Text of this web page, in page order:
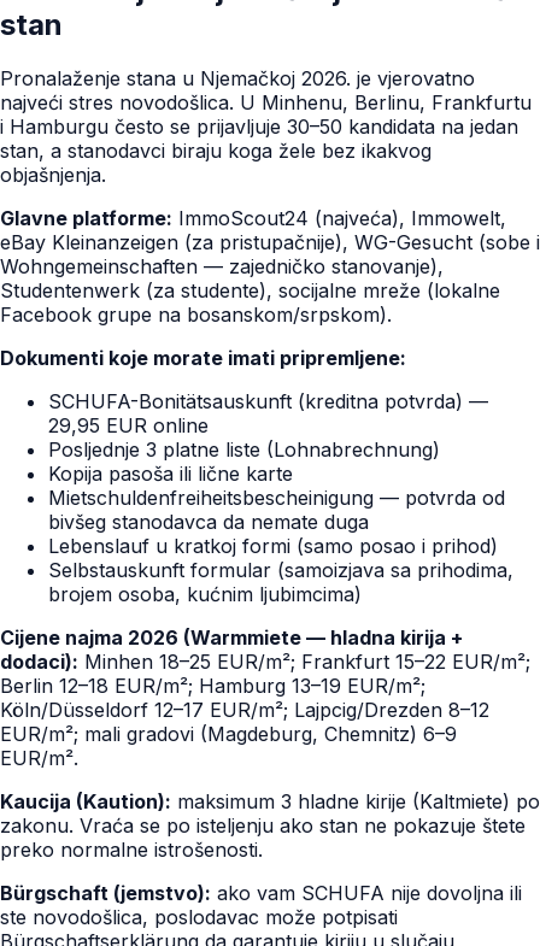
stan
Pronalaženje stana u Njemačkoj 2026. je vjerovatno
najveći stres novodošlica. U Minhenu, Berlinu, Frankfurtu
i Hamburgu često se prijavljuje 30–50 kandidata na jedan
stan, a stanodavci biraju koga žele bez ikakvog
objašnjenja.
Glavne platforme: ImmoScout24 (najveća), Immowelt,
eBay Kleinanzeigen (za pristupačnije), WG-Gesucht (sobe i
Wohngemeinschaften — zajedničko stanovanje),
Studentenwerk (za studente), socijalne mreže (lokalne
Facebook grupe na bosanskom/srpskom).
Dokumenti koje morate imati pripremljene:
SCHUFA-Bonitätsauskunft (kreditna potvrda) —
29,95 EUR online
Posljednje 3 platne liste (Lohnabrechnung)
Kopija pasoša ili lične karte
Mietschuldenfreiheitsbescheinigung — potvrda od
bivšeg stanodavca da nemate duga
Lebenslauf u kratkoj formi (samo posao i prihod)
Selbstauskunft formular (samoizjava sa prihodima,
brojem osoba, kućnim ljubimcima)
Cijene najma 2026 (Warmmiete — hladna kirija +
dodaci): Minhen 18–25 EUR/m²; Frankfurt 15–22 EUR/m²;
Berlin 12–18 EUR/m²; Hamburg 13–19 EUR/m²;
Köln/Düsseldorf 12–17 EUR/m²; Lajpcig/Drezden 8–12
EUR/m²; mali gradovi (Magdeburg, Chemnitz) 6–9
EUR/m².
Kaucija (Kaution): maksimum 3 hladne kirije (Kaltmiete) po
zakonu. Vraća se po isteljenju ako stan ne pokazuje štete
preko normalne istrošenosti.
Bürgschaft (jemstvo): ako vam SCHUFA nije dovoljna ili
ste novodošlica, poslodavac može potpisati